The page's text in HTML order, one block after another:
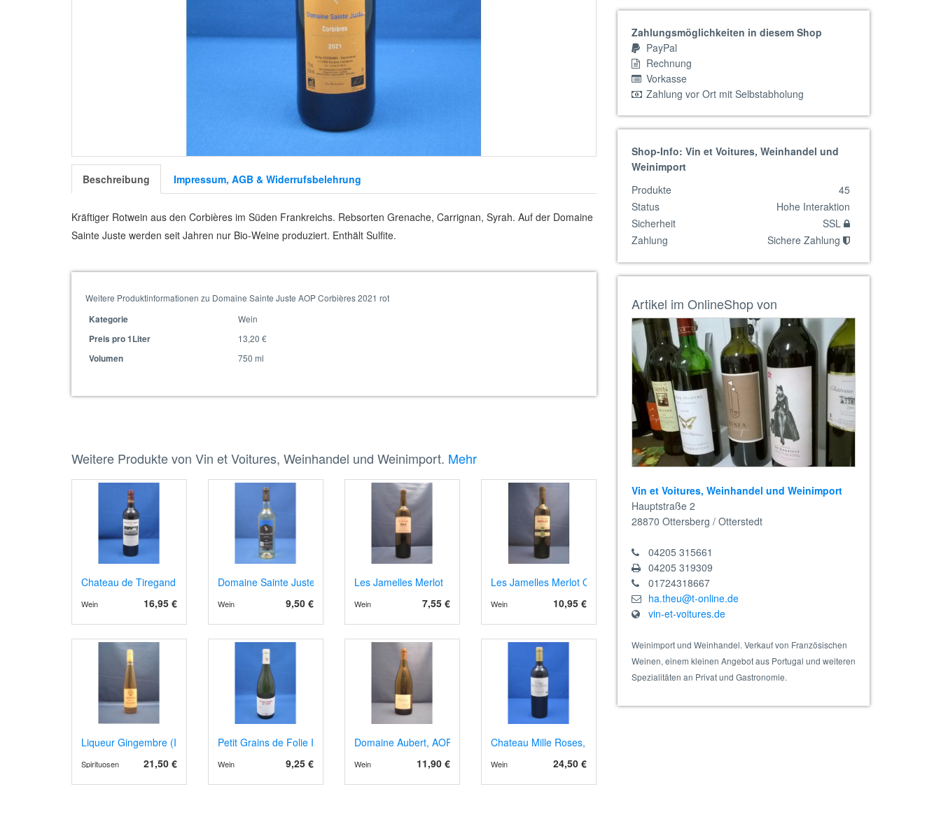
Beschreibung Impressum, AGB & Widerrufsbelehrung
Kräftiger Rotwein aus den Corbières im Süden Frankreichs. Rebsorten Grenache, Carrignan, Syrah. Auf der Domaine
Sainte Juste werden seit Jahren nur Bio-Weine produziert. Enthält Sulfite.
Weitere Produktinformationen zu Domaine Sainte Juste AOP Corbières 2021 rot
Kategorie
Wein
Preis pro 1Liter
13,20 €
Volumen
750 ml
Weitere Produkte von Vin et Voitures, Weinhandel und Weinimport. Mehr
Chateau de Tiregand AOP Pecharment 2023 rot, Barrique
16,95 €
Wein
Domaine Sainte Juste AOP Corbières 2024 weiss
9,50 €
Wein
Les Jamelles Merlot
7,55 €
Wein
Les Jamelles Merlot Organic
10,95 €
Wein
Liqueur Gingembre (Ingwer)
21,50 €
Spirituosen
Petit Grains de Folie IGP 2022/4
9,25 €
Wein
Domaine Aubert, AOP Vouvray blanc sec. 2024
11,90 €
Wein
Chateau Mille Roses, Haut Médoc 2022, Bio
24,50 €
Wein
Zahlungsmöglichkeiten in diesem Shop
PayPal
Rechnung
Vorkasse
Zahlung vor Ort mit Selbstabholung
Shop-Info: Vin et Voitures, Weinhandel und
Weinimport
Produkte
45
Status
Hohe Interaktion
Sicherheit
SSL
Zahlung
Sichere Zahlung
Artikel im OnlineShop von
Vin et Voitures, Weinhandel und Weinimport
Hauptstraße 2
28870 Ottersberg / Otterstedt
04205 315661
04205 319309
01724318667
ha.theu@t-online.de
vin-et-voitures.de
Weinimport und Weinhandel. Verkauf von Französischen
Weinen, einem kleinen Angebot aus Portugal und weiteren
Spezialitäten an Privat und Gastronomie.